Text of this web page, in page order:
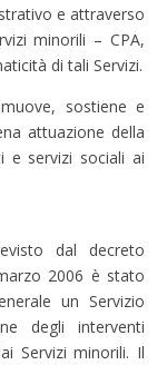
e attraverso
minorili – CPA,
di tali Servizi.
sostiene e
attuazione della
e servizi sociali ai
dal decreto
2006 è stato
un Servizio
degli interventi
Servizi minorili. Il